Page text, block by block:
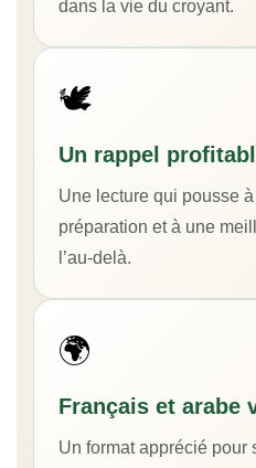
dans la vie du croyant.
🕊️
Un rappel
Une lecture qui pousse
préparation et à une
l’au-delà.
🌍
Français et arabe
Un format apprécié pour